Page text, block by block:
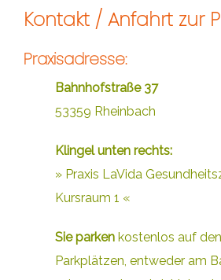
Kontakt / Anfahrt zur
Praxisadresse:
Bahnhofstraße 37
53359 Rheinbach
Klingel unten rechts:
» Praxis LaVida
Kursraum 1 «
Sie parken kostenlos auf
Parkplätzen, entweder am